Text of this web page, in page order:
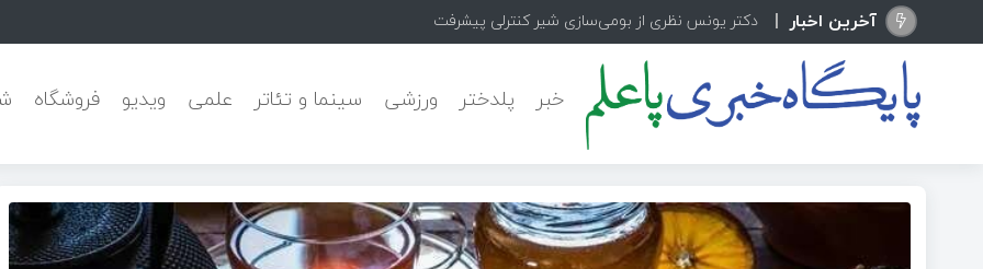
آخرین اخبار دکتر یونس نظری از بومی‌سازی شیر کنترلی پیشرفته Pars Camf
خبر پلدختر ورزشی سینما و تئاتر علمی ویدیو فروشگاه